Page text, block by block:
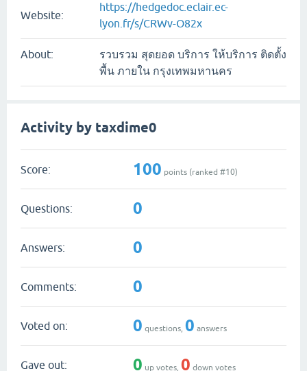
Website:
https://hedgedoc.eclair.ec-
lyon.fr/s/CRWv-O82x
About:
รวบรวม สุดยอด บริการ ให้บริการ ติดตั้ง
พื้น ภายใน กรุงเทพมหานคร
Activity by taxdime0
Score: 100 points (ranked #10)
Questions: 0
Answers: 0
Comments: 0
Voted on: 0 questions, 0 answers
Gave out: 0 up votes, 0 down votes